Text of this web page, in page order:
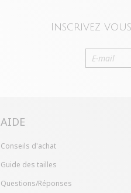
Inscrivez
AIDE
Conseils d'achat
Guide des tailles
Questions/Réponses